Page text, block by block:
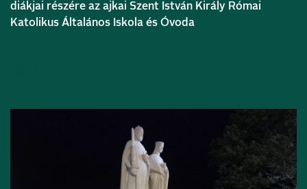
diákjai részére az ajkai Szent István Király Római
Katolikus Általános Iskola és Óvoda